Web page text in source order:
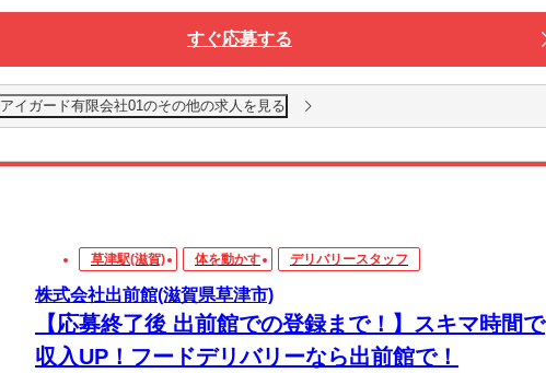
すぐ応募する
アイガード有限会社01のその他の求人を見る
草津駅(滋賀) 体を動かす デリバリースタッフ
株式会社出前館(滋賀県草津市)
【応募終了後 出前館での登録まで！】スキマ時間で
収入UP！フードデリバリーなら出前館で！